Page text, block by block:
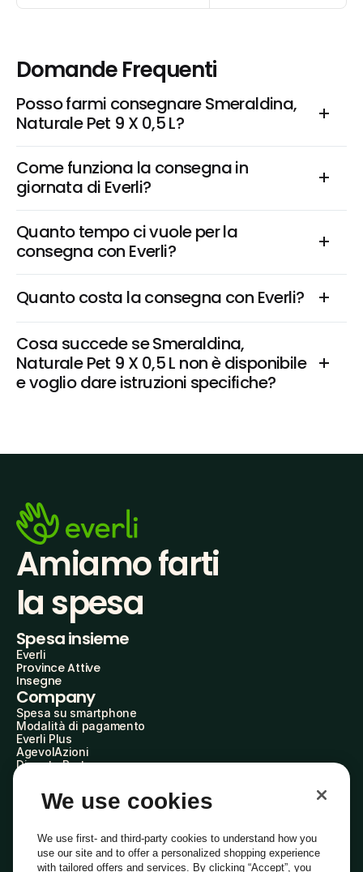
Domande Frequenti
Posso farmi consegnare Smeraldina,
Naturale Pet 9 X 0,5 L?
Come funziona la consegna in
giornata di Everli?
Quanto tempo ci vuole per la
consegna con Everli?
Quanto costa la consegna con Everli?
Cosa succede se Smeraldina,
Naturale Pet 9 X 0,5 L non è disponibile
e voglio dare istruzioni specifiche?
Amiamo farti
la spesa
Spesa insieme
Everli
Province Attive
Insegne
Company
Spesa su smartphone
Modalità di pagamento
Everli Plus
AgevolAzioni
Diventa Partner
Everli Shoppers
About Us
Everli News
Domande frequenti
Lavora con noi
We use cookies
We use first- and third-party cookies to understand how you
use our site and to offer a personalized shopping experience
with tailored offers and services. By clicking “Accept”, you